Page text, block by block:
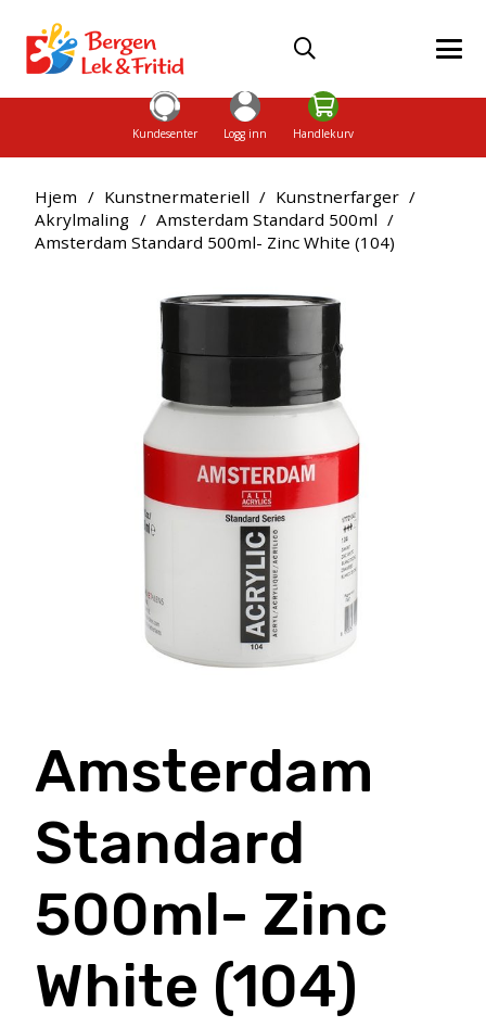
Kundesenter Logg inn Handlekurv
Hjem / Kunstnermateriell / Kunstnerfarger /
Akrylmaling / Amsterdam Standard 500ml /
Amsterdam Standard 500ml- Zinc White (104)
Amsterdam
Standard
500ml- Zinc
White (104)